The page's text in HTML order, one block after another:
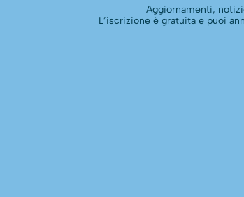
Aggiornamenti,
L’iscrizione è gratuita e puoi